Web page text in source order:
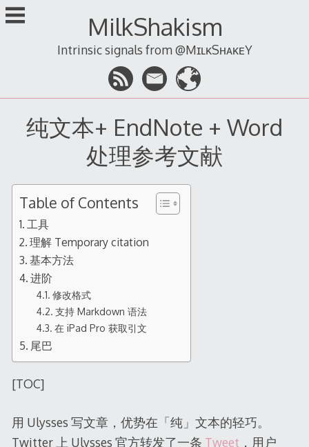
跳
至
MilkShakism
Intrinsic signals from @MɪʟᴋSʜᴀᴋᴇY
纯文本+ EndNote + Word
处理参考文献
Table of Contents
工具
理解 Temporary citation
基本方法
进阶
修改格式
支持 Markdown 语法
在 iPad Pro 获取引文
尾巴
[TOC]
用 Ulysses 写文章，优势在「纯」文本的轻巧。
Twitter 上 Ulysses 官方转发了一条 Tweet ，用户